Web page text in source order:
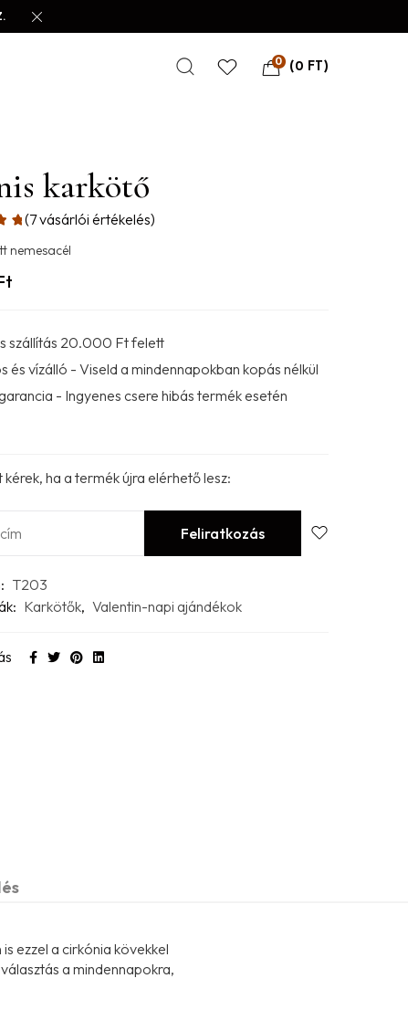
0 (0 FT )
karkötő
(7vásárlói értékelés)
nemesacél
szállítás 20.000 Ft felett
és vízálló - Viseld a mindennapokban kopás nélkül
- Ingyenes csere hibás termék esetén
kérek, ha a termék újra elérhető lesz:
T203
Karkötők, Valentin-napi ajándékok
ezzel a cirkónia kövekkel
a mindennapokra,